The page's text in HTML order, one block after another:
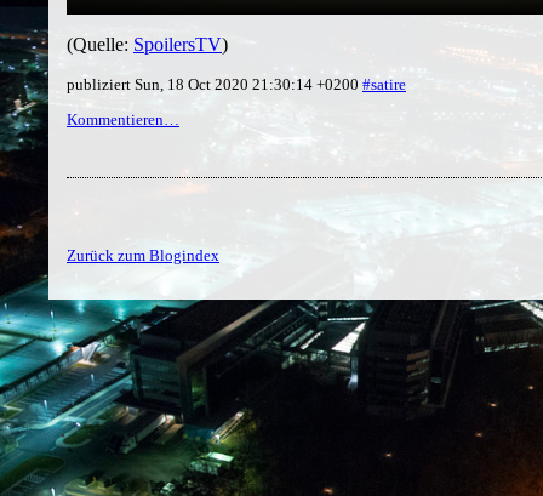
(Quelle: SpoilersTV)
publiziert Sun, 18 Oct 2020 21:30:14 +0200 #satire
Kommentieren…
Zurück zum Blogindex